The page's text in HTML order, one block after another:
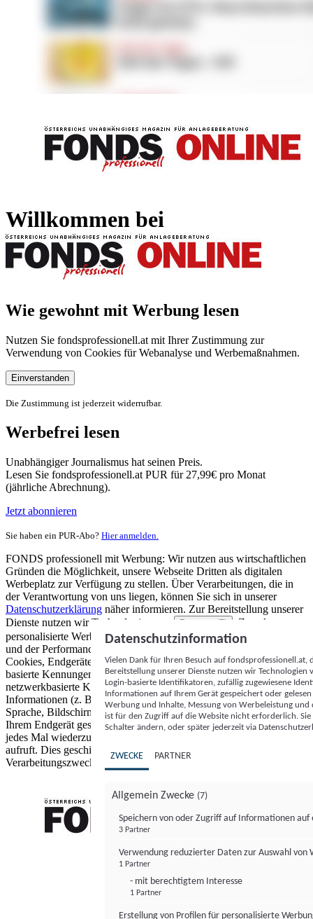
Willkommen bei
Wie gewohnt mit Werbung lesen
Nutzen Sie fondsprofessionell.at mit Ihrer Zustimmung zur
Verwendung von Cookies für Webanalyse und Werbemaßnahmen.
Einverstanden
Die Zustimmung ist jederzeit widerrufbar.
Werbefrei lesen
Unabhängiger Journalismus hat seinen Preis.
Lesen Sie fondsprofessionell.at PUR für 27,99€ pro Monat
(jährliche Abrechnung).
Jetzt abonnieren
Sie haben ein PUR-Abo? Hier anmelden.
FONDS professionell mit Werbung: Wir nutzen aus wirtschaftlichen
Gründen die Möglichkeit, unsere Webseite Dritten als digitalen
Werbeplatz zur Verfügung zu stellen. Über Verarbeitungen, die in
der Verantwortung von uns liegen, können Sie sich in unserer
Datenschutzerklärung näher informieren. Zur Bereitstellung unserer
Dienste nutzen wir Technologien von
Partnern (5)
. Zwecke:
personalisierte Werbung und Inhalte, Messung von Werbeleistung
und der Performance von Inhalten sowie Zielgruppenforschung.
Cookies, Endgeräte- oder ähnliche Online-Kennungen (z. B. login-
basierte Kennungen, zufällig generierte Kennungen,
netzwerkbasierte Kennungen) können zusammen mit anderen
Informationen (z. B. Browsertyp und Browserinformationen,
Sprache, Bildschirmgröße, unterstützte Technologien usw.) auf
Ihrem Endgerät gespeichert oder von dort ausgelesen werden, um es
jedes Mal wiederzuerkennen, wenn es eine App oder einer Webseite
aufruft. Dies geschieht für einen oder mehrere der hier aufgeführten
Verarbeitungszwecke.
Datenschutzinformation
Vielen Dank für Ihren Besuch auf
Bereitstellung unserer Dienste nutzen wir Technologien
Login-basierte Identifikatoren, zufällig zugewiesene
Informationen auf Ihrem Gerät gespeichert oder
Werbung und Inhalte, Messung von Werbeleistung
ist für den Zugriff auf die Website nicht erforderlich.
Schalter ändern, oder später jederzeit via
ZWECKE PARTNER
Allgemein Zwecke (7)
Speichern von oder Zugriff auf Informationen auf
3 Partner
Verwendung reduzierter Daten zur Auswahl von
1 Partner
- mit berechtigtem Interesse
1 Partner
Erstellung von Profilen für personalisierte
FONDS professionell